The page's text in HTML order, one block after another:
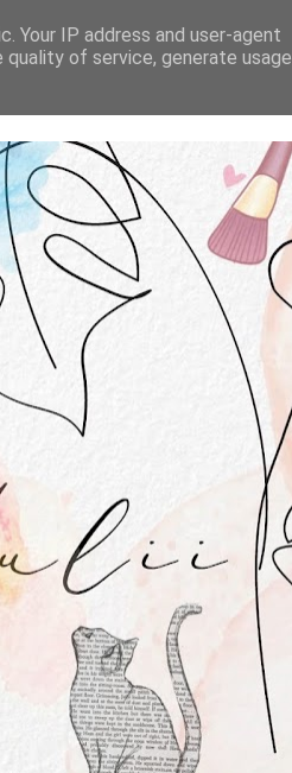
WSPÓŁPRACA
Your IP address and user-agent
of service, generate usage